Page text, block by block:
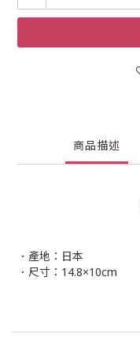
商品描述
．產地：日本
．尺寸：14.8×10cm